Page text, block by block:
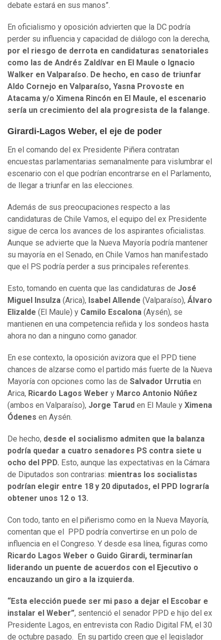
debate estará en sus manos”.
En oficialismo y oposición advierten que la DC podría
perder su influencia y capacidad de diálogo con la derecha,
por el riesgo de derrota en candidaturas senatoriales
como las de Andrés Zaldívar en El Maule o Ignacio
Walker en Valparaíso. De hecho, en caso de triunfar
Aldo Cornejo en Valparaíso, Yasna Provoste en
Atacama y/o Ximena Rincón en El Maule, el escenario
sería un crecimiento del ala progresista de la falange.
Girardi-Lagos Weber, el eje de poder
En el comando del ex Presidente Piñera contratan
encuestas parlamentarias semanalmente para vislumbrar el
escenario con el que podrían encontrarse en el Parlamento,
de llegar a triunfar en las elecciones.
Además de sus preocupaciones respecto a las
candidaturas de Chile Vamos, el equipo del ex Presidente
sigue de cerca los avances de los aspirantes oficialistas.
Aunque se advierte que la Nueva Mayoría podría mantener
su mayoría en el Senado, en Chile Vamos han manifestado
que el PS podría perder a sus principales referentes.
Esto, tomando en cuenta que las candidaturas de José
Miguel Insulza (Arica), Isabel Allende (Valparaíso), Álvaro
Elizalde (El Maule) y Camilo Escalona (Aysén), se
mantienen en una competencia reñida y los sondeos hasta
ahora no dan a ninguno como ganador.
En ese contexto, la oposición avizora que el PPD tiene
chances de alzarse como el partido más fuerte de la Nueva
Mayoría con opciones como las de Salvador Urrutia en
Arica, Ricardo Lagos Weber y Marco Antonio Núñez
(ambos en Valparaíso), Jorge Tarud en El Maule y Ximena
Ódenes en Aysén.
De hecho, desde el socialismo admiten que la balanza
podría quedar a cuatro senadores PS contra siete u
ocho del PPD. Esto, aunque las expectativas en la Cámara
de Diputados son contrarias: mientras los socialistas
podrían elegir entre 18 y 20 diputados, el PPD lograría
obtener unos 12 o 13.
Con todo, tanto en el piñerismo como en la Nueva Mayoría,
comentan que el PPD podría convertirse en un polo de
influencia en el Congreso. Y desde esa línea, figuras como
Ricardo Lagos Weber o Guido Girardi, terminarían
liderando un puente de acuerdos con el Ejecutivo o
encauzando un giro a la izquierda.
“Esta elección puede ser mi paso a dejar el Escobar e
instalar el Weber”, sentenció el senador PPD e hijo del ex
Presidente Lagos, en entrevista con Radio Digital FM, el 30
de octubre pasado. En su partido creen que el legislador